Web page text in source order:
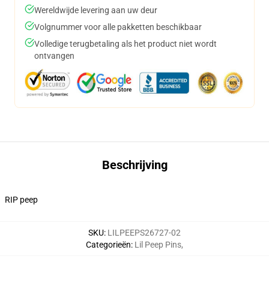
Wereldwijde levering aan uw deur
Volgnummer voor alle pakketten beschikbaar
Volledige terugbetaling als het product niet wordt
ontvangen
Beschrijving
RIP peep
SKU: LILPEEPS26727-02
Categorieën: Lil Peep Pins,